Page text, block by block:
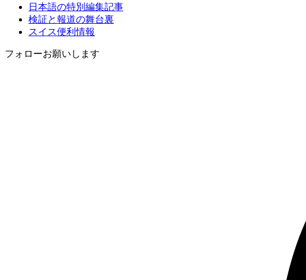
日本語の特別編集記事
検証と報道の舞台裏
スイス便利情報
フォローお願いします